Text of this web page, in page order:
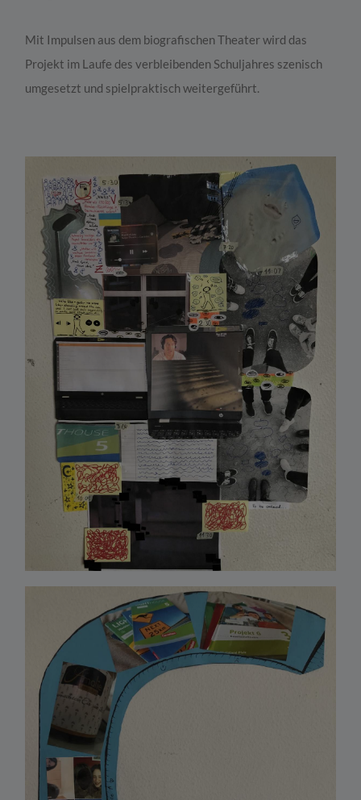
Mit Impulsen aus dem biografischen Theater wird das
Projekt im Laufe des verbleibenden Schuljahres szenisch
umgesetzt und spielpraktisch weitergeführt.